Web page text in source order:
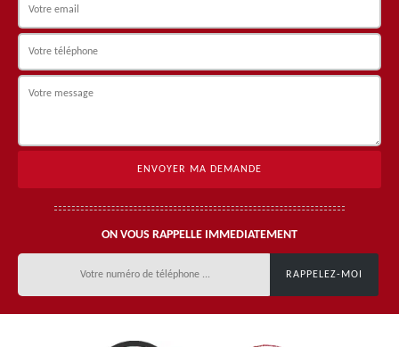
ON VOUS RAPPELLE IMMEDIATEMENT